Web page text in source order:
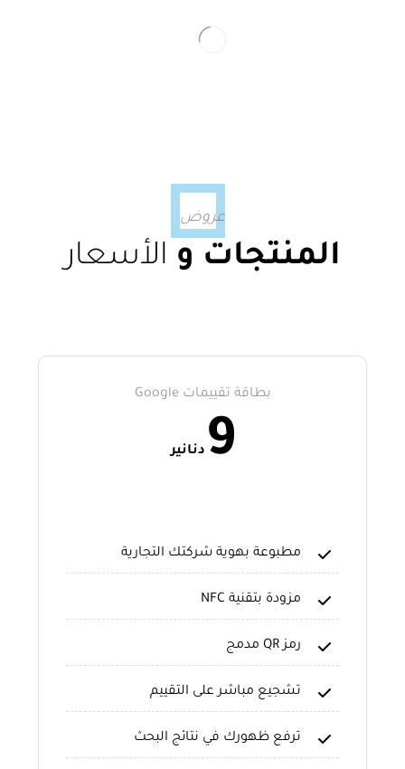
عروض
المنتجات و الأسعار
بطاقة تقييمات Google
9 دنانير
مطبوعة بهوية شركتك التجارية
مزودة بتقنية NFC
رمز QR مدمج
تشجيع مباشر على التقييم
ترفع ظهورك في نتائج البحث